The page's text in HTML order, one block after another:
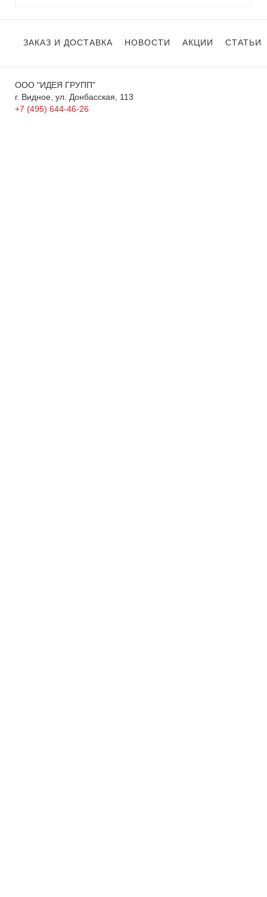
ЗАКАЗ И ДОСТАВКА НОВОСТИ АКЦИИ СТАТЬИ
ООО "ИДЕЯ ГРУПП"
г. Видное, ул. Донбасская, 113
+7 (495) 644-46-26